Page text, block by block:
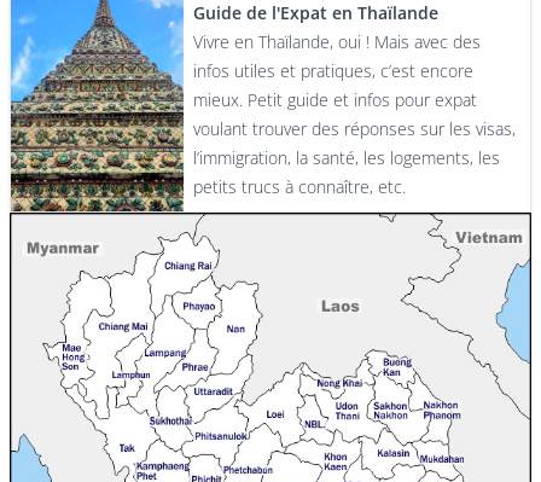
Guide de l'Expat en Thaïlande
Vivre en Thaïlande, oui ! Mais avec des
infos utiles et pratiques, c’est encore
mieux. Petit guide et infos pour expat
voulant trouver des réponses sur les visas,
l’immigration, la santé, les logements, les
petits trucs à connaître, etc.